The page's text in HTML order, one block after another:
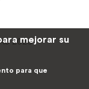
2026
mejorar su
para que